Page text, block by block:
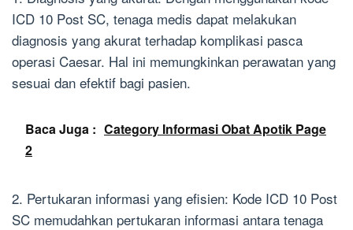
ICD 10 Post SC, tenaga medis dapat melakukan
diagnosis yang akurat terhadap komplikasi pasca
operasi Caesar. Hal ini memungkinkan perawatan yang
sesuai dan efektif bagi pasien.
Baca Juga : Category Informasi Obat Apotik Page
2
2. Pertukaran informasi yang efisien: Kode ICD 10 Post
SC memudahkan pertukaran informasi antara tenaga